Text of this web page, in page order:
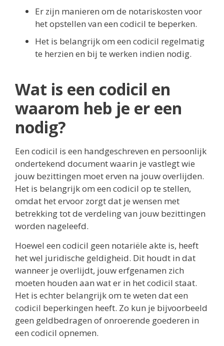
Er zijn manieren om de notariskosten voor
het opstellen van een codicil te beperken.
Het is belangrijk om een codicil regelmatig
te herzien en bij te werken indien nodig.
Wat is een codicil en
waarom heb je er een
nodig?
Een codicil is een handgeschreven en persoonlijk
ondertekend document waarin je vastlegt wie
jouw bezittingen moet erven na jouw overlijden.
Het is belangrijk om een codicil op te stellen,
omdat het ervoor zorgt dat je wensen met
betrekking tot de verdeling van jouw bezittingen
worden nageleefd.
Hoewel een codicil geen notariële akte is, heeft
het wel juridische geldigheid. Dit houdt in dat
wanneer je overlijdt, jouw erfgenamen zich
moeten houden aan wat er in het codicil staat.
Het is echter belangrijk om te weten dat een
codicil beperkingen heeft. Zo kun je bijvoorbeeld
geen geldbedragen of onroerende goederen in
een codicil opnemen.